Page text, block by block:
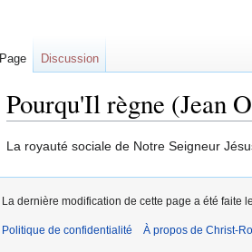
Pourqu'Il règne (Jean
Aller
navigation
Aller
recherche
La royauté sociale de Notre Seigneur
Page Discussion
La dernière modification de cette page a été faite
Politique de confidentialité À propos de Christ-